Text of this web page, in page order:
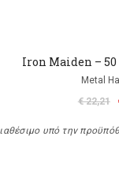
Iron Maiden – 50
Metal
€ 22,21
υπό την